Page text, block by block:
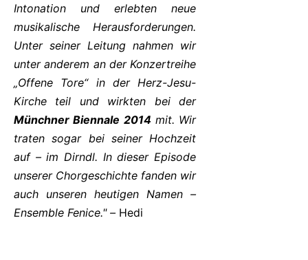
Intonation und erlebten neue
musikalische Herausforderungen.
Unter seiner Leitung nahmen wir
unter anderem an der Konzertreihe
„Offene Tore“ in der Herz-Jesu-
Kirche teil und wirkten bei der
Münchner Biennale 2014 mit. Wir
traten sogar bei seiner Hochzeit
auf – im Dirndl. In dieser Episode
unserer Chorgeschichte fanden wir
auch unseren heutigen Namen –
Ensemble Fenice." – Hedi